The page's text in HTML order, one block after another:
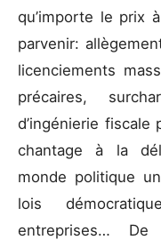
qu’importe le prix
parvenir:
licenciements
précaires,
d’ingénierie fiscale
chantage à la
monde politique
lois
entreprises…